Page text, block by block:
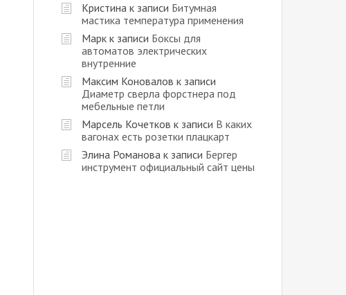
Кристина к записи Битумная
мастика температура применения
Марк к записи Боксы для
автоматов электрических
внутренние
Максим Коновалов к записи
Диаметр сверла форстнера под
мебельные петли
Марсель Кочетков к записи В каких
вагонах есть розетки плацкарт
Элина Романова к записи Бергер
инструмент официальный сайт цены